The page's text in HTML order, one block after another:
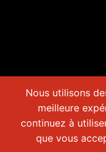
Nous utilisons
meilleure
continuez à
que vous